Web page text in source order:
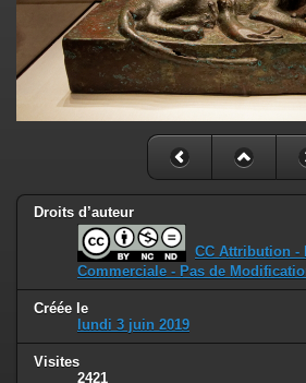
Droits d’auteur
CC Attribution -
Commerciale - Pas de
Créée le
lundi 3 juin 2019
Visites
2421